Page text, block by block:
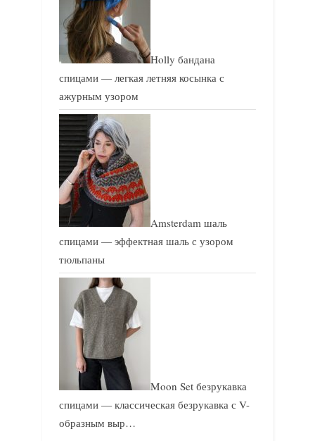
Holly бандана
спицами — легкая летняя косынка с
ажурным узором
Amsterdam шаль
спицами — эффектная шаль с узором
тюльпаны
Moon Set безрукавка
спицами — классическая безрукавка с V-
образным выр…